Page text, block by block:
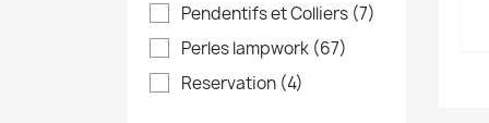
Pendentifs et Colliers (7)
Perles lampwork (67)
Reservation (4)